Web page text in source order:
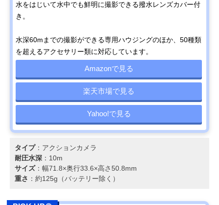
水をはじいて水中でも鮮明に撮影できる撥水レンズカバー付
き。
水深60mまでの撮影ができる専用ハウジングのほか、50種類
を超えるアクセサリー類に対応しています。
Amazonで見る
楽天市場で見る
Yahoo!で見る
タイプ：アクションカメラ
耐圧水深 ：10m
サイズ：幅71.8×奥行33.6×高さ50.8mm
重さ ：約125g（バッテリー除く）